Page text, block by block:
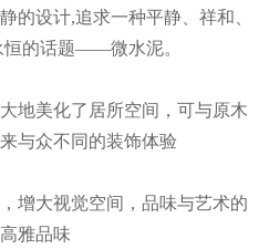
的设计,追求一种平静、祥和、
恒的话题——微水泥。
地美化了居所空间，可与原木
与众不同的装饰体验
增大视觉空间，品味与艺术的
雅品味